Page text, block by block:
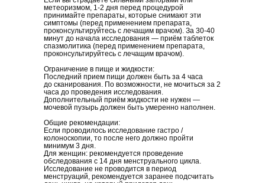
метеоризмом, 1-2 дня перед процедурой
принимайте препараты, которые снимают эти
симптомы (перед применением препарата,
проконсультируйтесь с лечащим врачом). За 30-40
минут до начала исследования — приём таблеток
спазмолитика (перед применением препарата,
проконсультируйтесь с лечащим врачом).
Ограничение в пище и жидкости:
Последний прием пищи должен быть за 4 часа
до сканирования. По возможности, не мочиться за 2
часа до проведения исследования.
Дополнительный приём жидкости не нужен —
мочевой пузырь должен быть умеренно наполнен.
Общие рекомендации:
Если проводилось исследование гастро /
колоноскопии, то после него должно пройти
минимум 3 дня.
Для женщин: рекомендуется проведение
обследования с 14 дня менструального цикла.
Исследование не проводится в период
менструаций, рекомендуется заранее подсчитать